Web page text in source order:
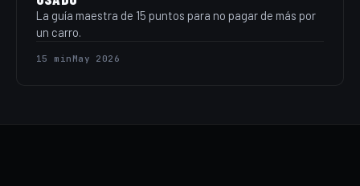
La guía maestra de 15 puntos para no pagar de más por
un carro.
15 min May 2026